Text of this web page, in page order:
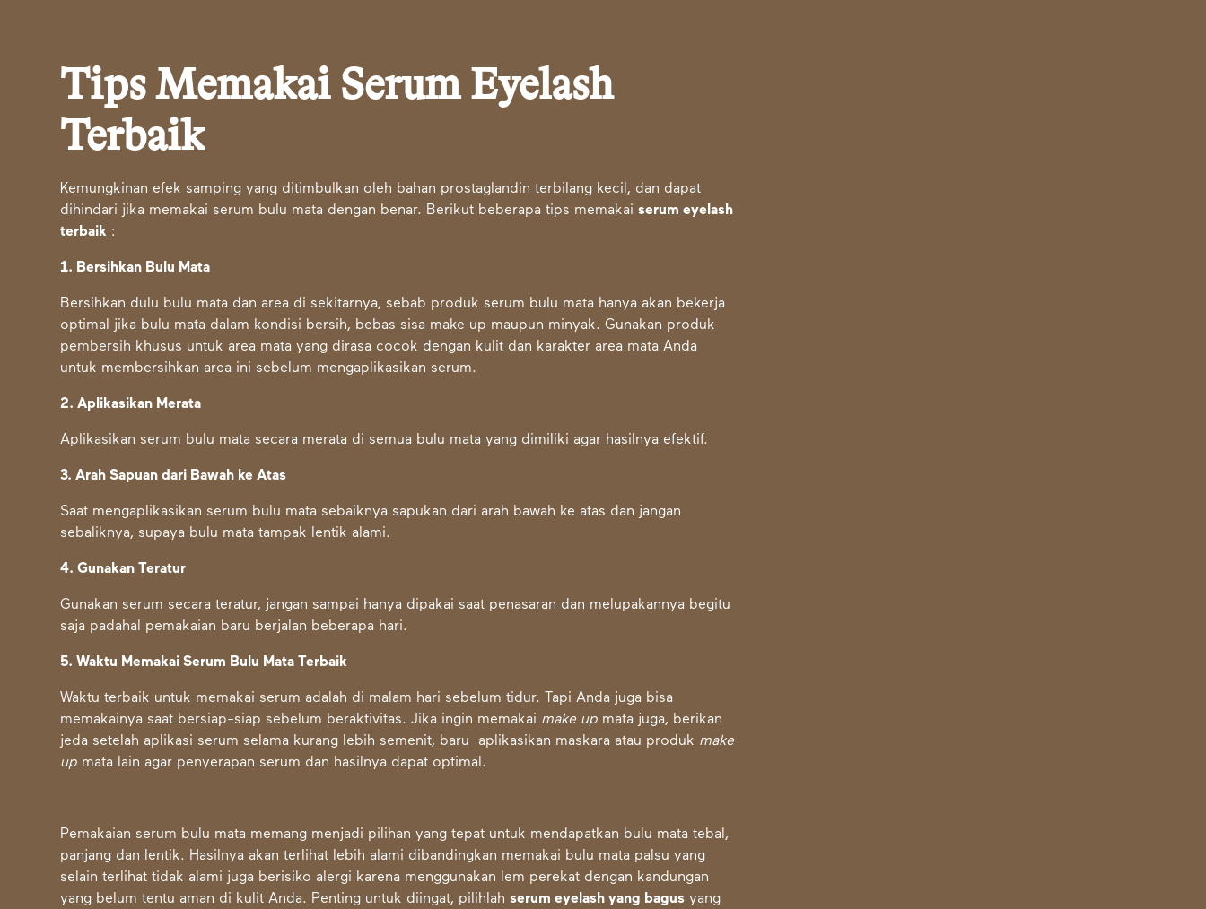
Tips Memakai Serum Eyelash
Terbaik
Kemungkinan efek samping yang ditimbulkan oleh bahan prostaglandin terbilang kecil, dan dapat
dihindari jika memakai serum bulu mata dengan benar. Berikut beberapa tips memakaiserum eyelash
terbaik :
1. Bersihkan Bulu Mata
Bersihkan dulu bulu mata dan area di sekitarnya, sebab produk serum bulu mata hanya akan bekerja
optimal jika bulu mata dalam kondisi bersih, bebas sisa make up maupun minyak. Gunakan produk
pembersih khusus untuk area mata yang dirasa cocok dengan kulit dan karakter area mata Anda
untuk membersihkan area ini sebelum mengaplikasikan serum.
2. Aplikasikan Merata
Aplikasikan serum bulu mata secara merata di semua bulu mata yang dimiliki agar hasilnya efektif.
3. Arah Sapuan dari Bawah ke Atas
Saat mengaplikasikan serum bulu mata sebaiknya sapukan dari arah bawah ke atas dan jangan
sebaliknya, supaya bulu mata tampak lentik alami.
4. Gunakan Teratur
Gunakan serum secara teratur, jangan sampai hanya dipakai saat penasaran dan melupakannya begitu
saja padahal pemakaian baru berjalan beberapa hari.
5. Waktu Memakai Serum Bulu Mata Terbaik
Waktu terbaik untuk memakai serum adalah di malam hari sebelum tidur. Tapi Anda juga bisa
memakainya saat bersiap-siap sebelum beraktivitas. Jika ingin memakai make up mata juga, berikan
jeda setelah aplikasi serum selama kurang lebih semenit, baru aplikasikan maskara atau produk make
up mata lain agar penyerapan serum dan hasilnya dapat optimal.
Pemakaian serum bulu mata memang menjadi pilihan yang tepat untuk mendapatkan bulu mata tebal,
panjang dan lentik. Hasilnya akan terlihat lebih alami dibandingkan memakai bulu mata palsu yang
selain terlihat tidak alami juga berisiko alergi karena menggunakan lem perekat dengan kandungan
yang belum tentu aman di kulit Anda. Penting untuk diingat, pilihlahserum eyelash yang bagus yang